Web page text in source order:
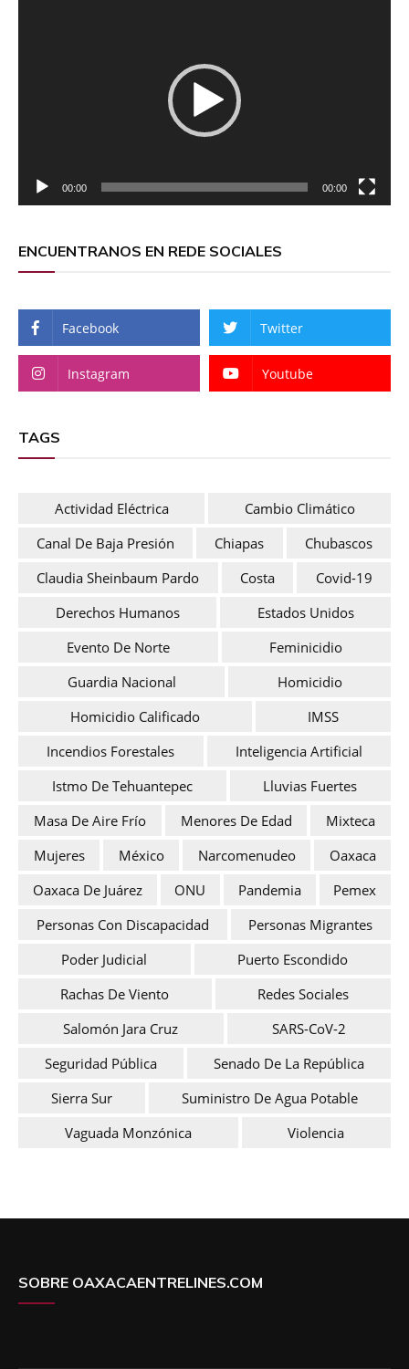
00:00 00:00
ENCUENTRANOS EN REDE SOCIALES
Facebook Twitter
Instagram Youtube
TAGS
Actividad Eléctrica
Cambio Climático
Canal De Baja Presión
Chiapas
Chubascos
Claudia Sheinbaum Pardo
Costa
Covid-19
Derechos Humanos
Estados Unidos
Evento De Norte
Feminicidio
Guardia Nacional
Homicidio
Homicidio Calificado
IMSS
Incendios Forestales
Inteligencia Artificial
Istmo De Tehuantepec
Lluvias Fuertes
Masa De Aire Frío
Menores De Edad
Mixteca
Mujeres
México Narcomenudeo
Oaxaca
Oaxaca De Juárez
ONU Pandemia
Pemex
Personas Con Discapacidad
Personas Migrantes
Poder Judicial
Puerto Escondido
Rachas De Viento
Redes Sociales
Salomón Jara Cruz
SARS-CoV-2
Seguridad Pública
Senado De La República
Sierra Sur
Suministro De Agua Potable
Vaguada Monzónica
Violencia
SOBRE OAXACAENTRELINES.COM